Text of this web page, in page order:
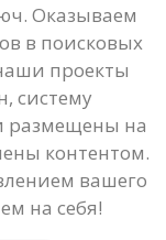
Оказываем
в поисковых
проекты
систему
размещены на
контентом.
вашего
на себя!